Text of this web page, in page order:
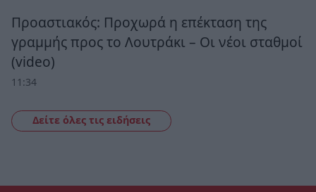
Προαστιακός: Προχωρά η επέκταση της
γραμμής προς το Λουτράκι – Οι νέοι σταθμοί
(video)
11:34
Δείτε όλες τις ειδήσεις